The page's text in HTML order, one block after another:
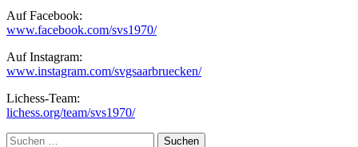
Auf Facebook:
www.facebook.com/svs1970/
Auf Instagram:
www.instagram.com/svgsaarbruecken/
Lichess-Team:
lichess.org/team/svs1970/
Suche